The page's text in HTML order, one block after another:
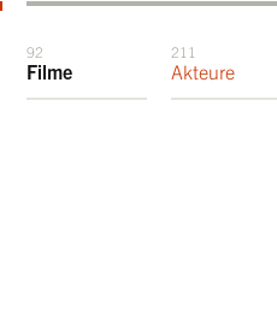
92
Filme
211
Akteure